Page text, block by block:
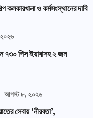
কলকারখানা ও কর্মসংস্থানের দাবি
৭৩০ পিস ইয়াবাসহ ২ জন
আগস্ট ৮, ২০২৬
সেবায় ‘নীরবতা’,